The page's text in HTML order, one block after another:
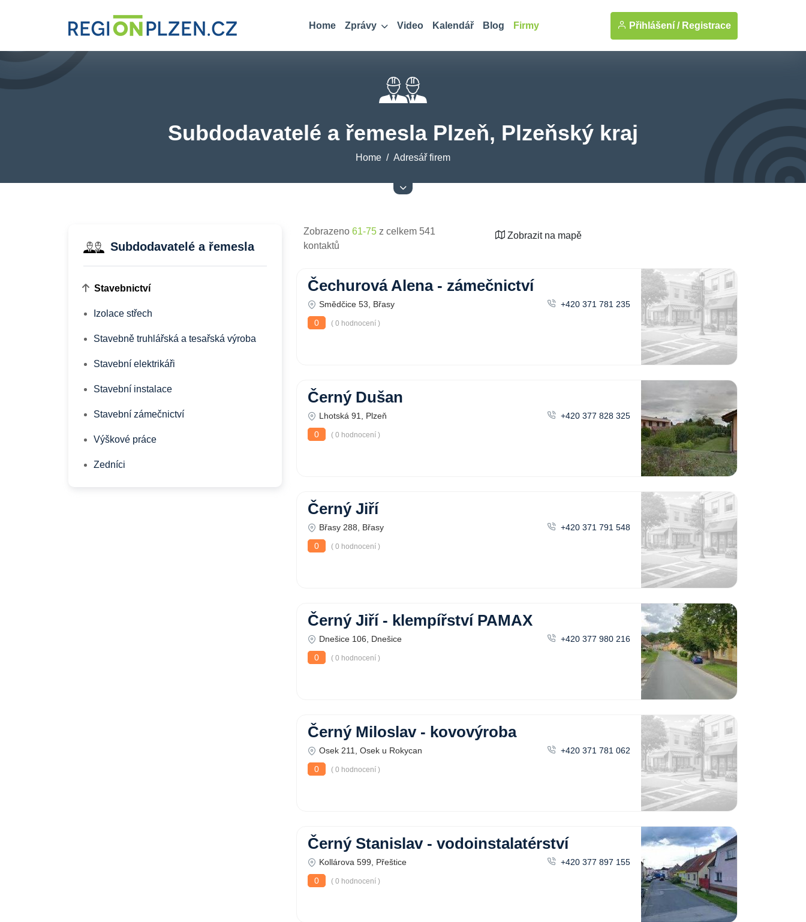
Home Zprávy Video Kalendář Blog Firmy Přihlášení / Registrace
Subdodavatelé a řemesla Plzeň, Plzeňský kraj
Home Adresář firem
Subdodavatelé a řemesla
Stavebnictví
Izolace střech
Stavebně truhlářská a tesařská výroba
Stavební elektrikáři
Stavební instalace
Stavební zámečnictví
Výškové práce
Zedníci
Zobrazeno 61-75 z celkem 541
kontaktů
Zobrazit na mapě
Čechurová Alena - zámečnictví
Smědčice 53, Břasy
+420 371 781 235
0
( 0 hodnocení )
Černý Dušan
Lhotská 91, Plzeň
+420 377 828 325
0
( 0 hodnocení )
Černý Jiří
Břasy 288, Břasy
+420 371 791 548
0
( 0 hodnocení )
Černý Jiří - klempířství PAMAX
Dnešice 106, Dnešice
+420 377 980 216
0
( 0 hodnocení )
Černý Miloslav - kovovýroba
Osek 211, Osek u Rokycan
+420 371 781 062
0
( 0 hodnocení )
Černý Stanislav - vodoinstalatérství
Kollárova 599, Přeštice
+420 377 897 155
0
( 0 hodnocení )